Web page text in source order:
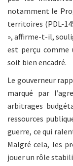
notamment le
territoires (PDL-
», affirme-t-il,
est perçu comme
soit bien encadré.
Le gouverneur
marqué par
arbitrages
ressources
guerre, ce qui
Malgré cela, les
jouer un rôle